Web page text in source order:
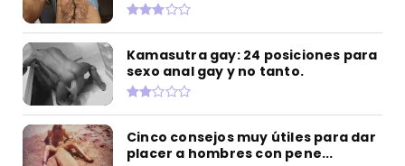
Kamasutra gay: 24 posiciones para
sexo anal gay y no tanto.
Cinco consejos muy útiles para dar
placer a hombres con pene...